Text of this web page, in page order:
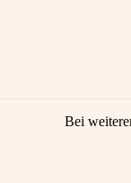
Bei